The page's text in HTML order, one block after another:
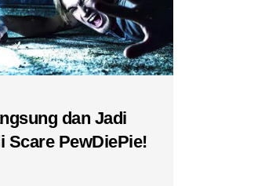
dan Jadi
Scare PewDiePie!